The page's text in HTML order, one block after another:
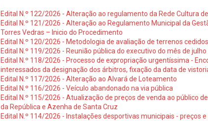
Edital N.º 122/2026 - Alteração ao regulamento da Rede Cultura
Edital N.º 121/2026 - Alteração ao Regulamento Municipal da
Torres Vedras – Inicio do Procedimento
Edital N.º 120/2026 - Metodologia de avaliação de terrenos
Edital N.º 119/2026 - Reunião pública do executivo do mês de julho
Edital N.º 118/2026 - Processo de expropriação urgentíssima -
interessados da designação dos árbitros, fixação da data de
Edital N.º 117/2026 - Alteração ao Alvará de Loteamento
Edital N.º 116/2026 - Veículo abandonado na via pública
Edital N.º 115/2026 - Atualização de preços de venda ao público
da República e Azenha de Santa Cruz
Edital N.º 114/2026 - Instalações desportivas municipais - preços